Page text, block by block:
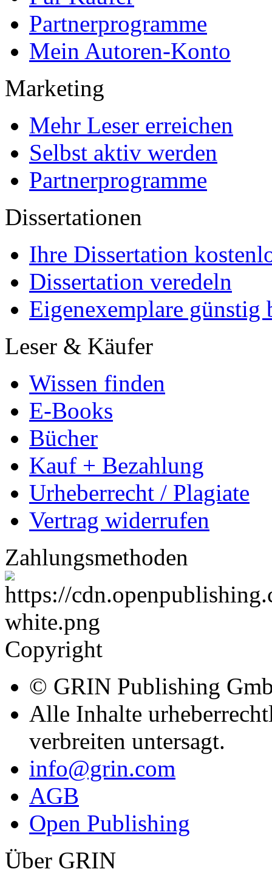
Partnerprogramme
Mein Autoren-Konto
Marketing
Mehr Leser erreichen
Selbst aktiv werden
Partnerprogramme
Dissertationen
Ihre Dissertation
Dissertation veredeln
Eigenexemplare günstig
Leser & Käufer
Wissen finden
E-Books
Bücher
Kauf + Bezahlung
Urheberrecht / Plagiate
Vertrag widerrufen
Zahlungsmethoden
Copyright
© GRIN Publishing
Alle Inhalte
verbreiten untersagt.
info@grin.com
AGB
Open Publishing
Über GRIN